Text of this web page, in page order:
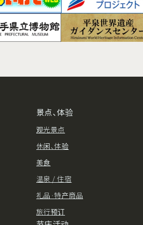
景点、体验
观光景点
休闲、体验
美食
温泉 / 住宿
礼品·特产商品
旅行预订